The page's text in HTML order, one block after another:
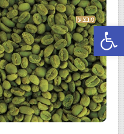
פתח סרגל נגישות
מבצע!